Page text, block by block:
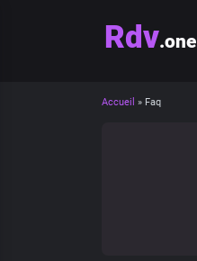
Rdv.one
Accueil » Faq